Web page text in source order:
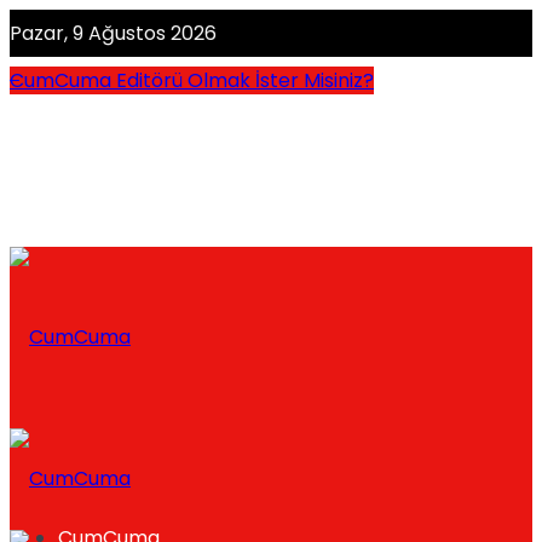
Pazar, 9 Ağustos 2026
CumCuma Editörü Olmak İster Misiniz?